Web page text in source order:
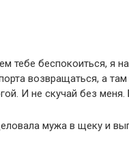
тебе беспокоиться, я
возвращаться, а
И не скучай без меня.
мужа в щеку и